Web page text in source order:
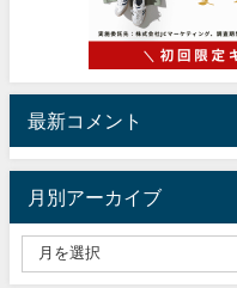
最新コメント
月別アーカイブ